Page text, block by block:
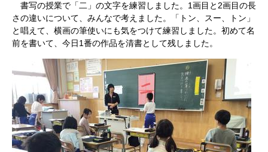
書写の授業で「二」の文字を練習しました。1画目と2画目の長
さの違いについて、みんなで考えました。「トン、スー、トン」
と唱えて、横画の筆使いにも気をつけて練習しました。初めて名
前を書いて、今日1番の作品を清書として残しました。